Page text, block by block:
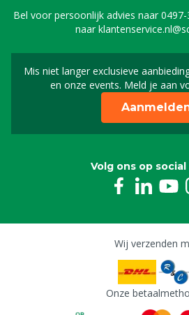
Bel voor persoonlijk advies naar
naar
Mis niet langer exclusieve
en onze events. Meld je aan
Volg ons op
Wij verzenden
Onze